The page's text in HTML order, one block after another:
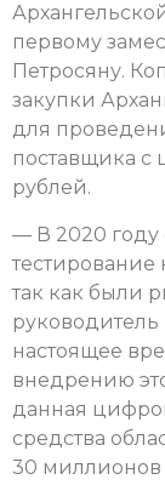
первому
Петросяну.
закупки
для
поставщика с
рублей.
— В 2020 году
тестирование
так как были
руководитель
настоящее
внедрению
данная
средства
30 миллионов